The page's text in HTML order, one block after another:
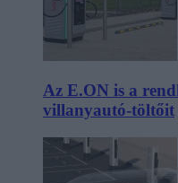
Az E.ON is a
villanyautó-töltőit